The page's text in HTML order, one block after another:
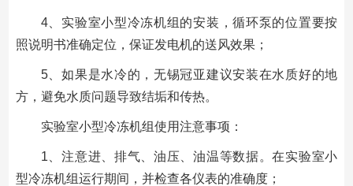
4、实验室小型冷冻机组的安装，循环泵的位置要按
照说明书准确定位，保证发电机的送风效果；
5、如果是水冷的，无锡冠亚建议安装在水质好的地
方，避免水质问题导致结垢和传热。
实验室小型冷冻机组使用注意事项：
1、注意进、排气、油压、油温等数据。在实验室小
型冷冻机组运行期间，并检查各仪表的准确度；